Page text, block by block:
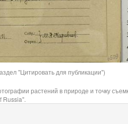
"Цитировать для публикации")
растений в природе и точку
Russia".